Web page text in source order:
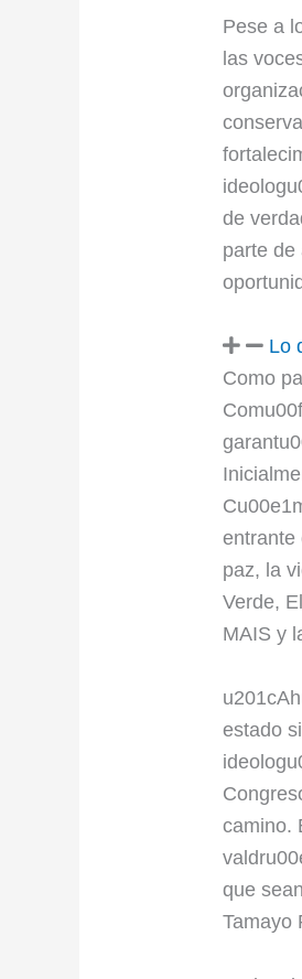
Pese a
las
de
parte de
Lo
Como
entrante
paz, la
Verde,
MAIS y
estado
camino.
que
Tamayo